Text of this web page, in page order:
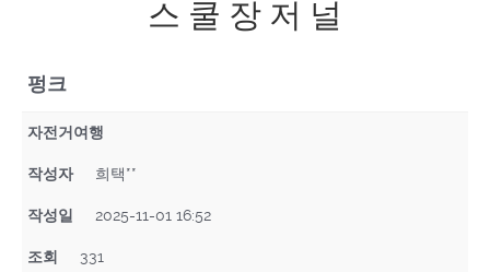
스 쿨 장 저 널
펑크
자전거여행
작성자 희택**
작성일 2025-11-01 16:52
조회 331